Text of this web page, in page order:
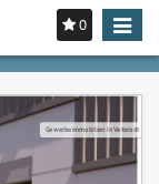
0
Toggle
Gewerbeimmobilien in Veitsrodt